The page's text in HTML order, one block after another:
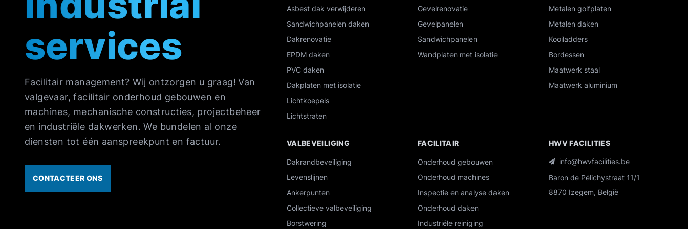
services
Facilitair management? Wij ontzorgen u graag! Van
valgevaar, facilitair onderhoud gebouwen en
machines, mechanische constructies, projectbeheer
en industriële dakwerken. We bundelen al onze
diensten tot één aanspreekpunt en factuur.
CONTACTEER ONS
Asbest dak verwijderen
Sandwichpanelen daken
Dakrenovatie
EPDM daken
PVC daken
Dakplaten met isolatie
Lichtkoepels
Lichtstraten
Gevelrenovatie
Gevelpanelen
Sandwichpanelen
Wandplaten met isolatie
Metalen golfplaten
Metalen daken
Kooiladders
Bordessen
Maatwerk staal
Maatwerk aluminium
VALBEVEILIGING
Dakrandbeveiliging
Levenslijnen
Ankerpunten
Collectieve valbeveiliging
Borstwering
FACILITAIR
Onderhoud gebouwen
Onderhoud machines
Inspectie en analyse daken
Onderhoud daken
Industriële reiniging
HWV FACILITIES
info@hwvfacilities.be
Baron de Pélichystraat 11/1
8870 Izegem, België